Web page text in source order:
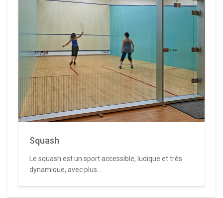
Squash
Le squash est un sport accessible, ludique et très
dynamique, avec plus...